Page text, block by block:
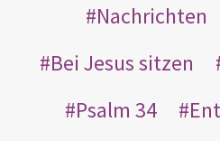
Nachrichten
Bei Jesus sitzen
Psalm 34